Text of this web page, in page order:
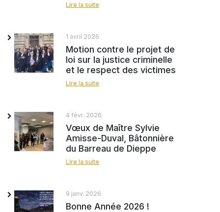
Lire la suite
1 avril 2026
Motion contre le projet de
loi sur la justice criminelle
et le respect des victimes
Lire la suite
4 févr. 2026
Vœux de Maître Sylvie
Amisse-Duval, Bâtonnière
du Barreau de Dieppe
Lire la suite
9 janv. 2026
Bonne Année 2026 !